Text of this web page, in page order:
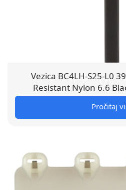
Vezica BC4LH-S25-L0
Resistant Nylon 6.6
Pročitaj